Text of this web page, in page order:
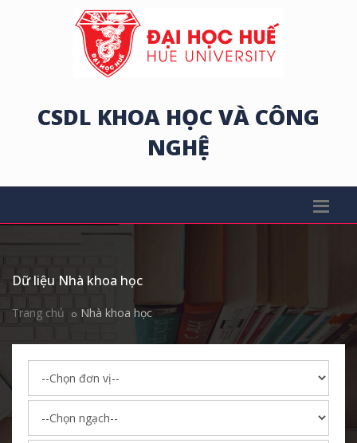
CSDL KHOA HỌC VÀ CÔNG
NGHỆ
Dữ liệu Nhà khoa học
Trang chủ Nhà khoa học